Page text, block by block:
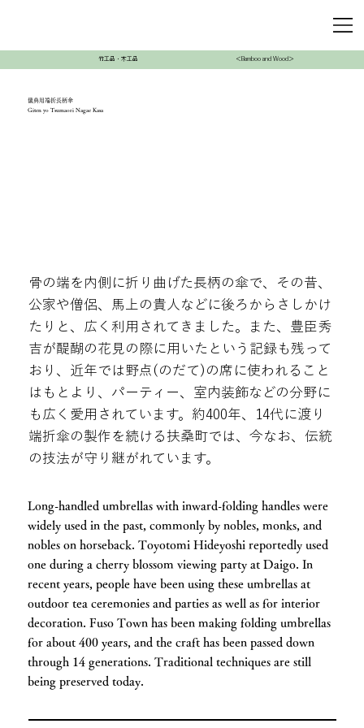
竹工品・木工品 ＜Bamboo and Wood＞
儀典用端折長柄傘
Giten yo Tsumaori Nagae Kasa
骨の端を内側に折り曲げた長柄の傘で、その昔、
公家や僧侶、馬上の貴人などに後ろからさしかけ
たりと、広く利用されてきました。また、豊臣秀
吉が醍醐の花見の際に用いたという記録も残って
おり、近年では野点(のだて)の席に使われること
はもとより、パーティー、室内装飾などの分野に
も広く愛用されています。約400年、14代に渡り
端折傘の製作を続ける扶桑町では、今なお、伝統
の技法が守り継がれています。
Long-handled umbrellas with inward-folding handles were
widely used in the past, commonly by nobles, monks, and
nobles on horseback. Toyotomi Hideyoshi reportedly used
one during a cherry blossom viewing party at Daigo. In
recent years, people have been using these umbrellas at
outdoor tea ceremonies and parties as well as for interior
decoration. Fuso Town has been making folding umbrellas
for about 400 years, and the craft has been passed down
through 14 generations. Traditional techniques are still
being preserved today.